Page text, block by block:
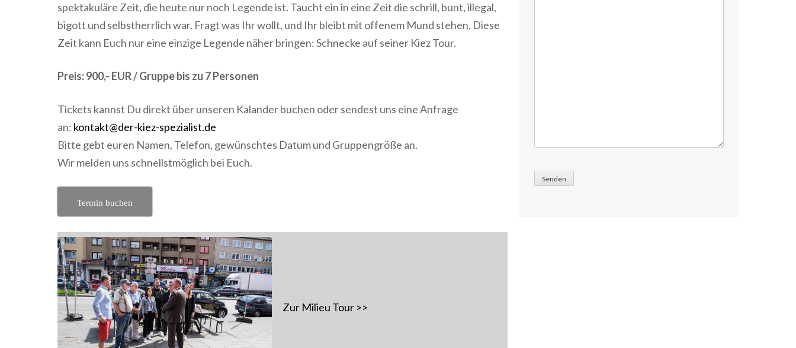
spektakuläre Zeit, die heute nur noch Legende ist. Taucht ein in eine Zeit die schrill, bunt, illegal,
bigott und selbstherrlich war. Fragt was Ihr wollt, und Ihr bleibt mit offenem Mund stehen. Diese
Zeit kann Euch nur eine einzige Legende näher bringen: Schnecke auf seiner Kiez Tour.
Preis: 900,- EUR / Gruppe bis zu 7 Personen
Tickets kannst Du direkt über unseren Kalander buchen oder sendest uns eine Anfrage
an: kontakt@der-kiez-spezialist.de
Bitte gebt euren Namen, Telefon, gewünschtes Datum und Gruppengröße an.
Wir melden uns schnellstmöglich bei Euch.
Termin buchen
Zur Milieu Tour >>